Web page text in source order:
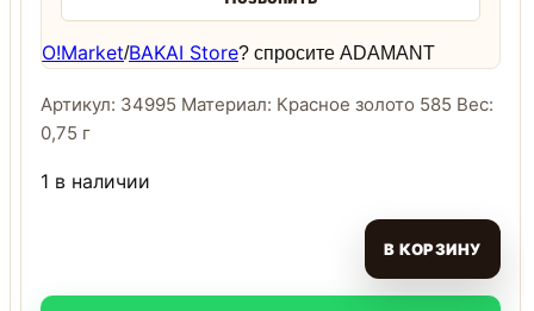
O!Market/BAKAI Store? спросите ADAMANT
Артикул: 34995 Материал: Красное золото 585 Вес:
0,75 г
1 в наличии
В КОРЗИНУ